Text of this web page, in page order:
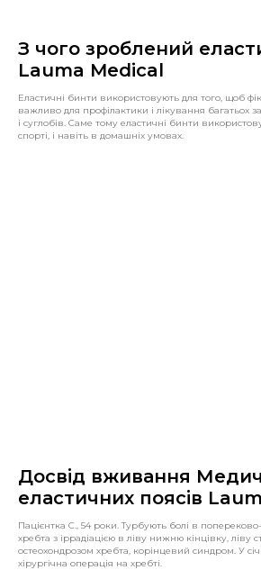
З чого зроблений
Lauma Medical
Еластичні бинти використовують для того, щоб
важливо для профілактики і лікування багатьох
і суглобів. Саме тому еластичні бинти
спорті, і навіть в домашніх умовах.
Досвід вживання
еластичних поясів
Пацієнтка С., 54 роки. Турбують болі в
хребта з іррадіацією в ліву нижню кінцівку, ліву
остеохондрозом хребта, корінцевий синдром. У
хірургічна операція на хребті.